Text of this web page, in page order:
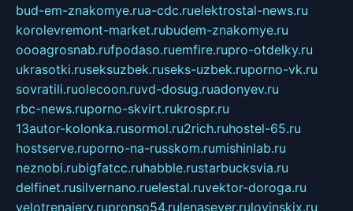
bud-em-znakomye.rua-cdc.ruelektrostal-news.ru
korolevremont-market.rubudem-znakomye.ru
oooagrosnab.rufpodaso.ruemfire.rupro-otdelky.ru
ukrasotki.ruseksuzbek.ruseks-uzbek.ruporno-vk.ru
sovratili.ruolecoon.ruvd-dosug.ruadonyev.ru
rbc-news.ruporno-skvirt.rukrospr.ru
13autor-kolonka.rusormol.ru2rich.ruhostel-65.ru
hostserve.ruporno-na-russkom.rumishinlab.ru
neznobi.rubigfatcc.ruhabble.rustarbucksvia.ru
delfinet.rusilvernano.ruelestal.ruvektor-doroga.ru
velotrenajery.rupronso54.rulenasever.rulovinskix.ru